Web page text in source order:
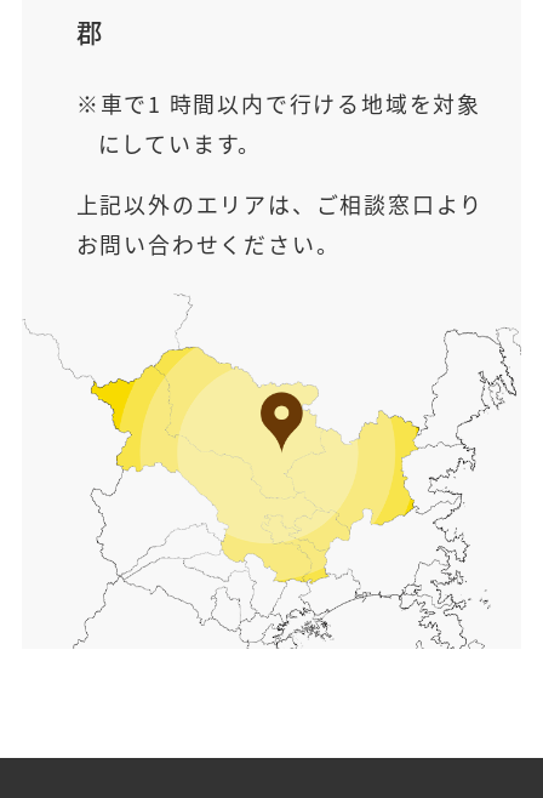
郡
車で1 時間以内で行ける地域を対象
にしています。
上記以外のエリアは、ご相談窓口より
お問い合わせください。